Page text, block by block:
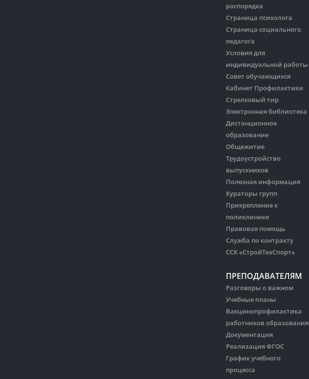
распорядка
Страница психолога
Страница социального
педагога
Условия для
индивидуальной работы
Совет обучающихся
Кабинет Профилактики
Стрелковый тир
Электронная библиотека
Дистанционное
образование
Общежитие
Трудоустройство
выпускников
Полезная информация
Кураторы групп
Прикрепление к
поликлинике
Правовая помощь
Служба по контракту
ССК «СтройТехСпорт»
ПРЕПОДАВАТЕЛЯМ
Разговоры о важном
Учебные планы
Вакцинопрофилактика
работников образования
Документация
Реализация ФГОС
График учебного
процесса